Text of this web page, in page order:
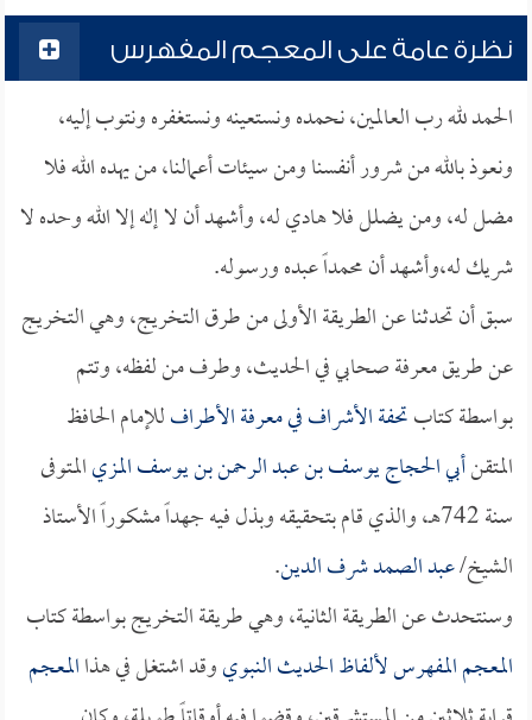
نظرة عامة على المعجم المفهرس
الحمد لله رب العالمين، نحمده ونستعينه ونستغفره ونتوب إليه،
ونعوذ بالله من شرور أنفسنا ومن سيئات أعمالنا، من يهده الله فلا
مضل له، ومن يضلل فلا هادي له، وأشهد أن لا إله إلا الله وحده لا
شريك له،وأشهد أن محمداً عبده ورسوله.
سبق أن تحدثنا عن الطريقة الأولى من طرق التخريج، وهي التخريج
عن طريق معرفة صحابي في الحديث، وطرف من لفظه، وتتم
بواسطة كتابتحفة الأشراف في معرفة الأطرافللإمام الحافظ
المتقنأبي الحجاج يوسف بن عبد الرحمن بن يوسف المزيالمتوفى
سنة 742هـ، والذي قام بتحقيقه وبذل فيه جهداً مشكوراً الأستاذ
الشيخ/عبد الصمد شرف الدين.
وسنتحدث عن الطريقة الثانية، وهي طريقة التخريج بواسطة كتاب
المعجم المفهرس لألفاظ الحديث النبويوقد اشتغل في هذاالمعجم